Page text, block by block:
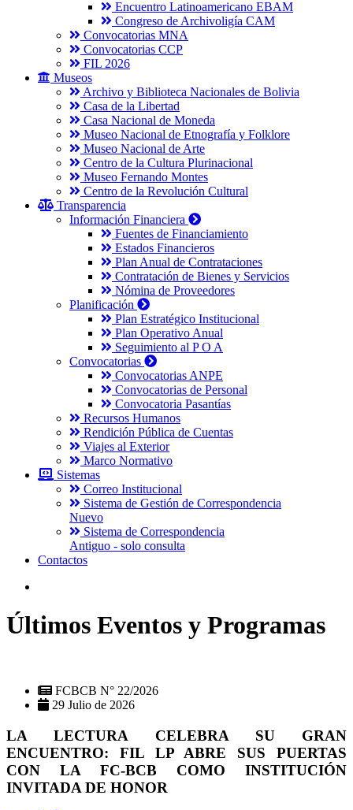
Encuentro Latinoamericano EBAM
Congreso de Archivoligía CAM
Convocatorias MNA
Convocatorias CCP
FIL 2026
Museos
Archivo y Biblioteca Nacionales de Bolivia
Casa de la Libertad
Casa Nacional de Moneda
Museo Nacional de Etnografía y Folklore
Museo Nacional de Arte
Centro de la Cultura Plurinacional
Museo Fernando Montes
Centro de la Revolución Cultural
Transparencia
Información Financiera
Fuentes de Financiamiento
Estados Financieros
Plan Anual de Contrataciones
Contratación de Bienes y Servicios
Nómina de Proveedores
Planificación
Plan Estratégico Institucional
Plan Operativo Anual
Seguimiento al P O A
Convocatorias
Convocatorias ANPE
Convocatorias de Personal
Convocatoria Pasantías
Recursos Humanos
Rendición Pública de Cuentas
Viajes al Exterior
Marco Normativo
Sistemas
Correo Institucional
Sistema de Gestión de Correspondencia
Nuevo
Sistema de Correspondencia
Antiguo - solo consulta
Contactos
Últimos Eventos y Programas
FCBCB N° 22/2026
29 Julio de 2026
LA LECTURA CELEBRA SU GRAN
ENCUENTRO: FIL LP ABRE SUS PUERTAS
CON LA FC-BCB COMO INSTITUCIÓN
INVITADA DE HONOR